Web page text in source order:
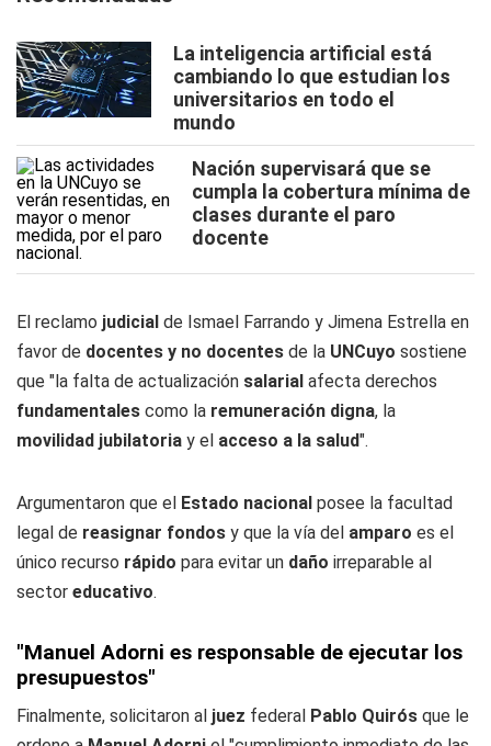
La inteligencia artificial está
cambiando lo que estudian los
universitarios en todo el
mundo
Nación supervisará que se
cumpla la cobertura mínima de
clases durante el paro
docente
El reclamo judicial de Ismael Farrando y Jimena Estrella en
favor de docentes y no docentes de la UNCuyo sostiene
que "la falta de actualización salarial afecta derechos
fundamentales como la remuneración digna, la
movilidad jubilatoria y el acceso a la salud".
Argumentaron que el Estado nacional posee la facultad
legal de reasignar fondos y que la vía del amparo es el
único recurso rápido para evitar un daño irreparable al
sector educativo.
"Manuel Adorni es responsable de ejecutar los
presupuestos"
Finalmente, solicitaron al juez federal Pablo Quirós que le